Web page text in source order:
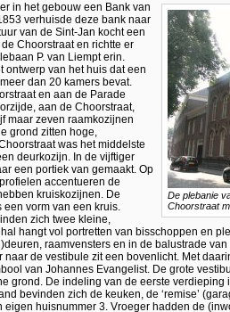
De plebanie
Choorstraat
in het gebouw een Bank van
verhuisde deze bank naar
van de Sint-Jan kocht een
Choorstraat en richtte er
P. van Liempt erin.
ontwerp van het huis dat een
dan 20 kamers bevat.
en aan de Parade
aan de Choorstraat,
maar zeven raamkozijnen
grond zitten hoge,
was het middelste
deurkozijn. In de vijftiger
een portiek van gemaakt. Op
accentueren de
kruiskozijnen. De
vorm van een kruis.
zich twee kleine,
hangt vol portretten van bisschoppen en
raamvensters en in de balustrade
naar de vestibule zit een bovenlicht. Met
van Johannes Evangelist. De grote
grond. De indeling van de eerste verdieping
bevinden zich de keuken, de ‘remise’
eigen huisnummer 3. Vroeger hadden de